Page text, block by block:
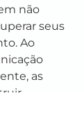
não
seus
Ao
as